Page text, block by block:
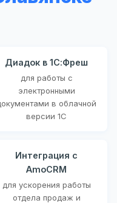
Диадок в 1С:Фреш
для работы с
электронными
в облачной
версии 1С
Интеграция с
AmoCRM
для ускорения работы
отдела продаж и